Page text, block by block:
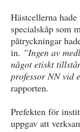
Hästcellerna
specialskåp som
påtryckningar
in. ”Ingen av
något etiskt
professor NN vid
rapporten.
Prefekten för
uppgav att